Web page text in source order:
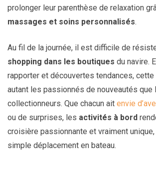
prolonger leur parenthèse de relaxation
massages et soins personnalisés.
Au fil de la journée, il est difficile de
shopping dans les boutiques du navire.
rapporter et découvertes tendances,
autant les passionnés de nouveautés que
collectionneurs. Que chacun ait envie
ou de surprises, les activités à bord
croisière passionnante et vraiment unique,
simple déplacement en bateau.